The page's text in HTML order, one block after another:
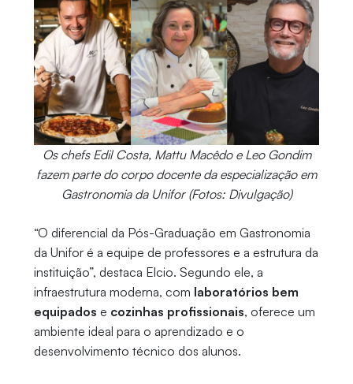
Os chefs Edil Costa, Mattu Macêdo e Leo Gondim
fazem parte do corpo docente da especialização em
Gastronomia da Unifor (Fotos: Divulgação)
“O diferencial da Pós-Graduação em Gastronomia
da Unifor é a equipe de professores e a estrutura da
instituição”, destaca Elcio. Segundo ele, a
infraestrutura moderna, com laboratórios bem
equipados e cozinhas profissionais, oferece um
ambiente ideal para o aprendizado e o
desenvolvimento técnico dos alunos.